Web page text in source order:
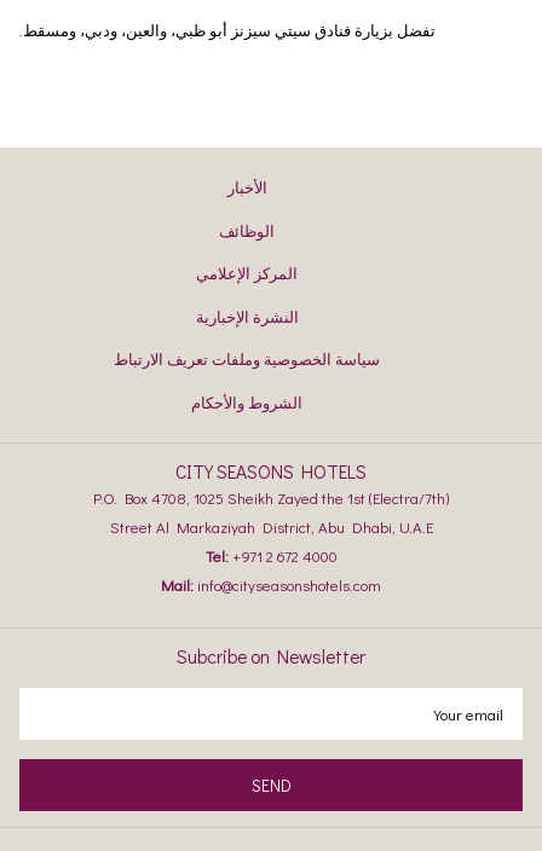
تفضل بزيارة فنادق سيتي سيزنز أبو ظبي، والعين، ودبي، ومسقط.
الأخبار
الوظائف
المركز الإعلامي
النشرة الإخبارية
سياسة الخصوصية وملفات تعريف الارتباط
الشروط والأحكام
CITY SEASONS HOTELS
P.O. Box 4708, 1025 Sheikh Zayed the 1st (Electra/7th)
Street Al Markaziyah District, Abu Dhabi, U.A.E
Tel: +971 2 672 4000
Mail: info@cityseasonshotels.com
Subcribe on Newsletter
SEND